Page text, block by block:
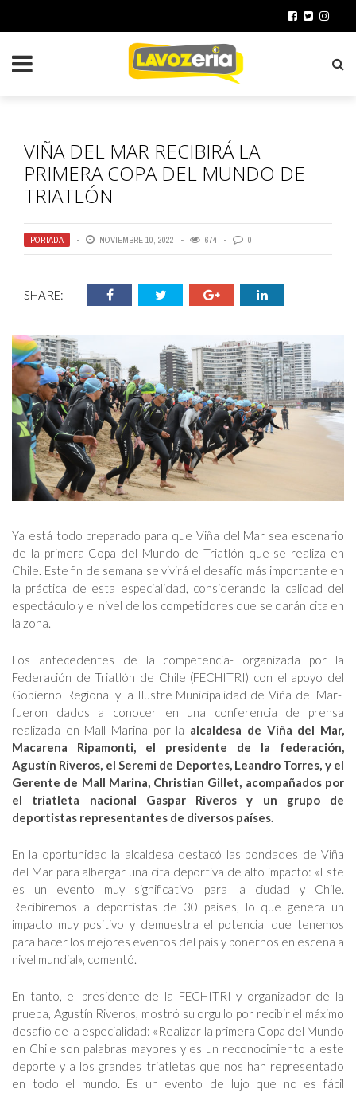
VIÑA DEL MAR RECIBIRÁ LA
PRIMERA COPA DEL MUNDO DE
TRIATLÓN
PORTADA NOVIEMBRE 10, 2022 674 0
SHARE:
Ya está todo preparado para que Viña del Mar sea escenario
de la primera Copa del Mundo de Triatlón que se realiza en
Chile. Este fin de semana se vivirá el desafío más importante en
la práctica de esta especialidad, considerando la calidad del
espectáculo y el nivel de los competidores que se darán cita en
la zona.
Los antecedentes de la competencia- organizada por la
Federación de Triatlón de Chile (FECHITRI) con el apoyo del
Gobierno Regional y la Ilustre Municipalidad de Viña del Mar-
fueron dados a conocer en una conferencia de prensa
realizada en Mall Marina por la alcaldesa de Viña del Mar,
Macarena Ripamonti, el presidente de la federación,
Agustín Riveros, el Seremi de Deportes, Leandro Torres, y el
Gerente de Mall Marina, Christian Gillet, acompañados por
el triatleta nacional Gaspar Riveros y un grupo de
deportistas representantes de diversos países.
En la oportunidad la alcaldesa destacó las bondades de Viña
del Mar para albergar una cita deportiva de alto impacto: «Este
es un evento muy significativo para la ciudad y Chile.
Recibiremos a deportistas de 30 países, lo que genera un
impacto muy positivo y demuestra el potencial que tenemos
para hacer los mejores eventos del país y ponernos en escena a
nivel mundial», comentó.
En tanto, el presidente de la FECHITRI y organizador de la
prueba, Agustín Riveros, mostró su orgullo por recibir el máximo
desafío de la especialidad: «Realizar la primera Copa del Mundo
en Chile son palabras mayores y es un reconocimiento a este
deporte y a los grandes triatletas que nos han representado
en todo el mundo. Es un evento de lujo que no es fácil